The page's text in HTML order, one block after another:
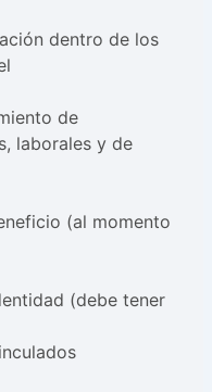
dentro de los
de
laborales y de
(al momento
(debe tener